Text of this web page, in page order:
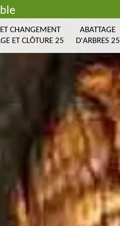
ET CHANGEMENT
ET CLÔTURE 25
ABATTAGE
D'ARBRES 25